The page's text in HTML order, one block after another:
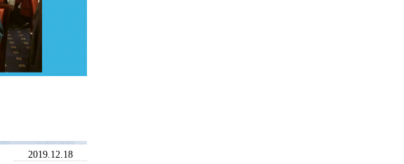
2019.12.18